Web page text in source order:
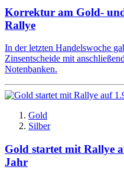
Korrektur am Gold-
Rallye
In der letzten Handelswoche
Zinsentscheide mit
Notenbanken.
Gold
Silber
Gold startet mit Rallye
Jahr